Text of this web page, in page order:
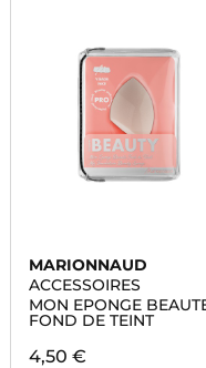
MARIONNAUD
ACCESSOIRES
MON EPONGE
FOND DE TEINT
4,50 €